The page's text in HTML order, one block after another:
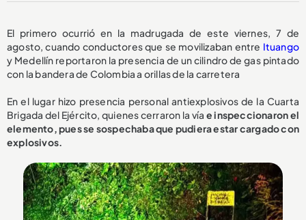
El primero ocurrió en la madrugada de este viernes, 7 de
agosto, cuando conductores que se movilizaban entre Ituango
y Medellín reportaron la presencia de un cilindro de gas pintado
con la bandera de Colombia a orillas de la carretera
En el lugar hizo presencia personal antiexplosivos de la Cuarta
Brigada del Ejército, quienes cerraron la vía e inspeccionaron el
elemento, pues se sospechaba que pudiera estar cargado con
explosivos.